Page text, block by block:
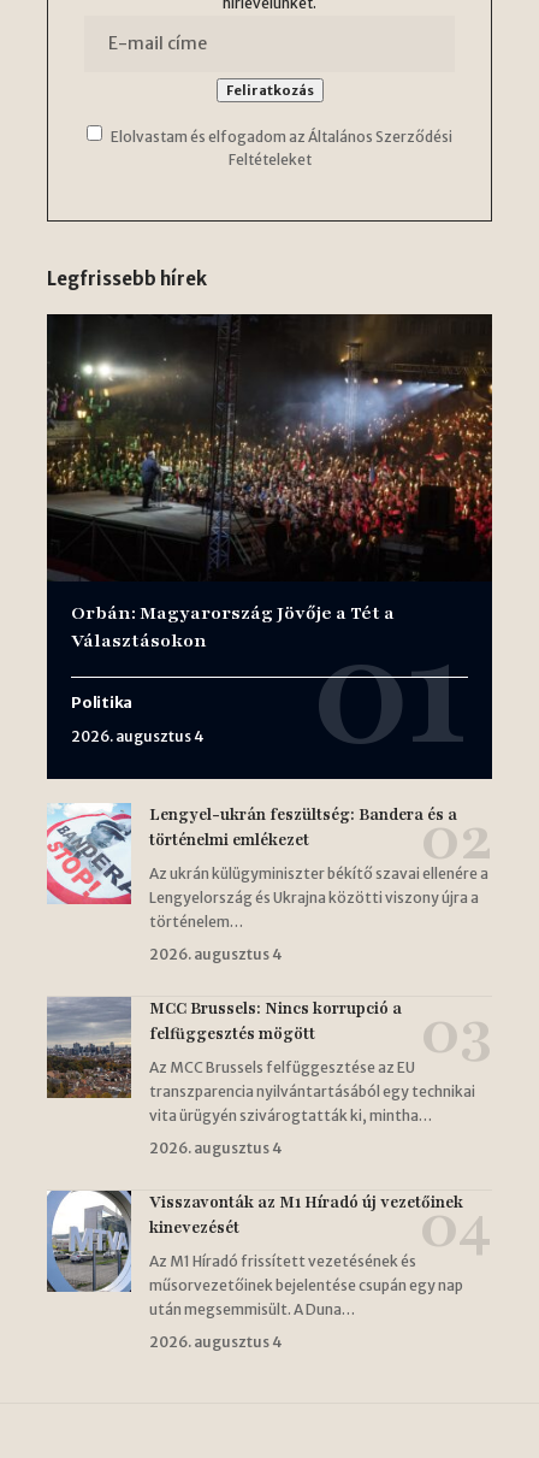
Elolvastam és elfogadom az Általános Szerződési
Feltételeket
Legfrissebb hírek
Orbán: Magyarország Jövője a Tét a
Választásokon
Politika
2026. augusztus 4
Lengyel-ukrán feszültség: Bandera és a
történelmi emlékezet
Az ukrán külügyminiszter békítő szavai ellenére a
Lengyelország és Ukrajna közötti viszony újra a
történelem…
2026. augusztus 4
MCC Brussels: Nincs korrupció a
felfüggesztés mögött
Az MCC Brussels felfüggesztése az EU
transzparencia nyilvántartásából egy technikai
vita ürügyén szivárogtatták ki, mintha…
2026. augusztus 4
Visszavonták az M1 Híradó új vezetőinek
kinevezését
Az M1 Híradó frissített vezetésének és
műsorvezetőinek bejelentése csupán egy nap
után megsemmisült. A Duna…
2026. augusztus 4